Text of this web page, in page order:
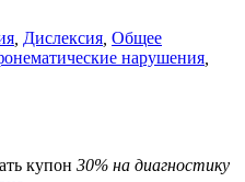
Дислексия Общее
нарушения
купон 30% на диагностику